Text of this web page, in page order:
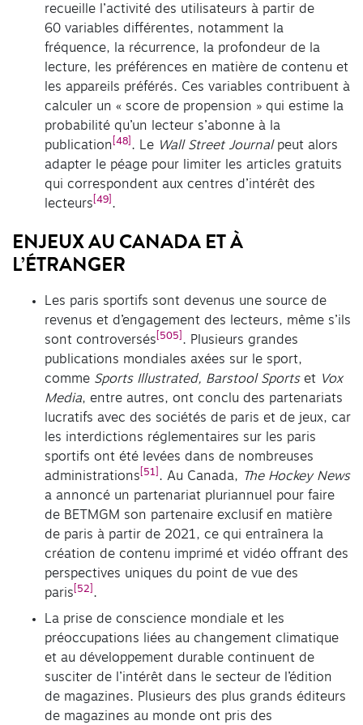
recueille l’activité des utilisateurs à partir de
60 variables différentes, notamment la
fréquence, la récurrence, la profondeur de la
lecture, les préférences en matière de contenu et
les appareils préférés. Ces variables contribuent à
calculer un « score de propension » qui estime la
probabilité qu’un lecteur s’abonne à la
publication [48] . Le Wall Street Journalpeut alors
adapter le péage pour limiter les articles gratuits
qui correspondent aux centres d’intérêt des
lecteurs [49] .
ENJEUX AU CANADA ET À
L’ÉTRANGER
Les paris sportifs sont devenus une source de
revenus et d’engagement des lecteurs, même s’ils
sont controversés [505] . Plusieurs grandes
publications mondiales axées sur le sport,
comme Sports Illustrated, Barstool Sports et Vox
Media, entre autres, ont conclu des partenariats
lucratifs avec des sociétés de paris et de jeux, car
les interdictions réglementaires sur les paris
sportifs ont été levées dans de nombreuses
administrations [51] . Au Canada, The Hockey News
a annoncé un partenariat pluriannuel pour faire
de BETMGM son partenaire exclusif en matière
de paris à partir de 2021, ce qui entraînera la
création de contenu imprimé et vidéo offrant des
perspectives uniques du point de vue des
paris [52] .
La prise de conscience mondiale et les
préoccupations liées au changement climatique
et au développement durable continuent de
susciter de l’intérêt dans le secteur de l’édition
de magazines. Plusieurs des plus grands éditeurs
de magazines au monde ont pris des